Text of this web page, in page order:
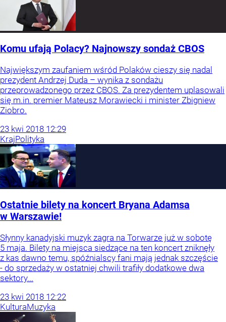
Komu ufają Polacy? Najnowszy sondaż CBOS
Największym zaufaniem wśród Polaków cieszy się nadal
prezydent Andrzej Duda – wynika z sondażu
przeprowadzonego przez CBOS. Za prezydentem uplasowali
się m.in. premier Mateusz Morawiecki i minister Zbigniew
Ziobro.
23 kwi 2018 12:29
KrajPolityka
Ostatnie bilety na koncert Bryana Adamsa
w Warszawie!
Słynny kanadyjski muzyk zagra na Torwarze już w sobotę
5 maja. Bilety na miejsca siedzące na ten koncert zniknęły
z kas dawno temu, spóźnialscy fani mają jednak szczęście
- do sprzedaży w ostatniej chwili trafiły dodatkowe dwa
sektory...
23 kwi 2018 12:22
KulturaMuzyka